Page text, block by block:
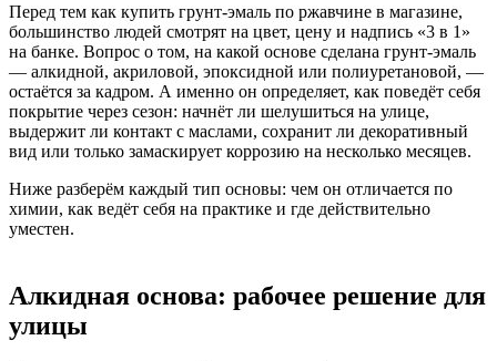
Перед тем как купить грунт-эмаль по ржавчине в магазине,
большинство людей смотрят на цвет, цену и надпись «3 в 1»
на банке. Вопрос о том, на какой основе сделана грунт-эмаль
— алкидной, акриловой, эпоксидной или полиуретановой, —
остаётся за кадром. А именно он определяет, как поведёт себя
покрытие через сезон: начнёт ли шелушиться на улице,
выдержит ли контакт с маслами, сохранит ли декоративный
вид или только замаскирует коррозию на несколько месяцев.
Ниже разберём каждый тип основы: чем он отличается по
химии, как ведёт себя на практике и где действительно
уместен.
Алкидная основа: рабочее решение для
улицы